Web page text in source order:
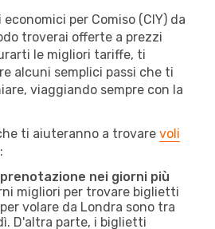
per Comiso (CIY) da
troverai offerte a prezzi
le migliori tariffe, ti
alcuni semplici passi che ti
viaggiando sempre con la
ti aiuteranno a trovare voli
nei giorni più
migliori per trovare biglietti
volare da Londra sono tra
D'altra parte, i biglietti